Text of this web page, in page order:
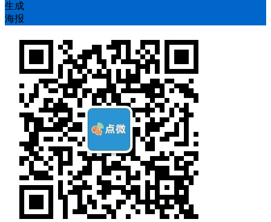
生成
海报